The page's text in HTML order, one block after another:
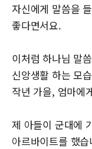
자신에게 말씀을
좋다면서요.
이처럼 하나님 말
신앙생활 하는 모
작년 가을, 엄마에
제 아들이 군대에
아르바이트를 했